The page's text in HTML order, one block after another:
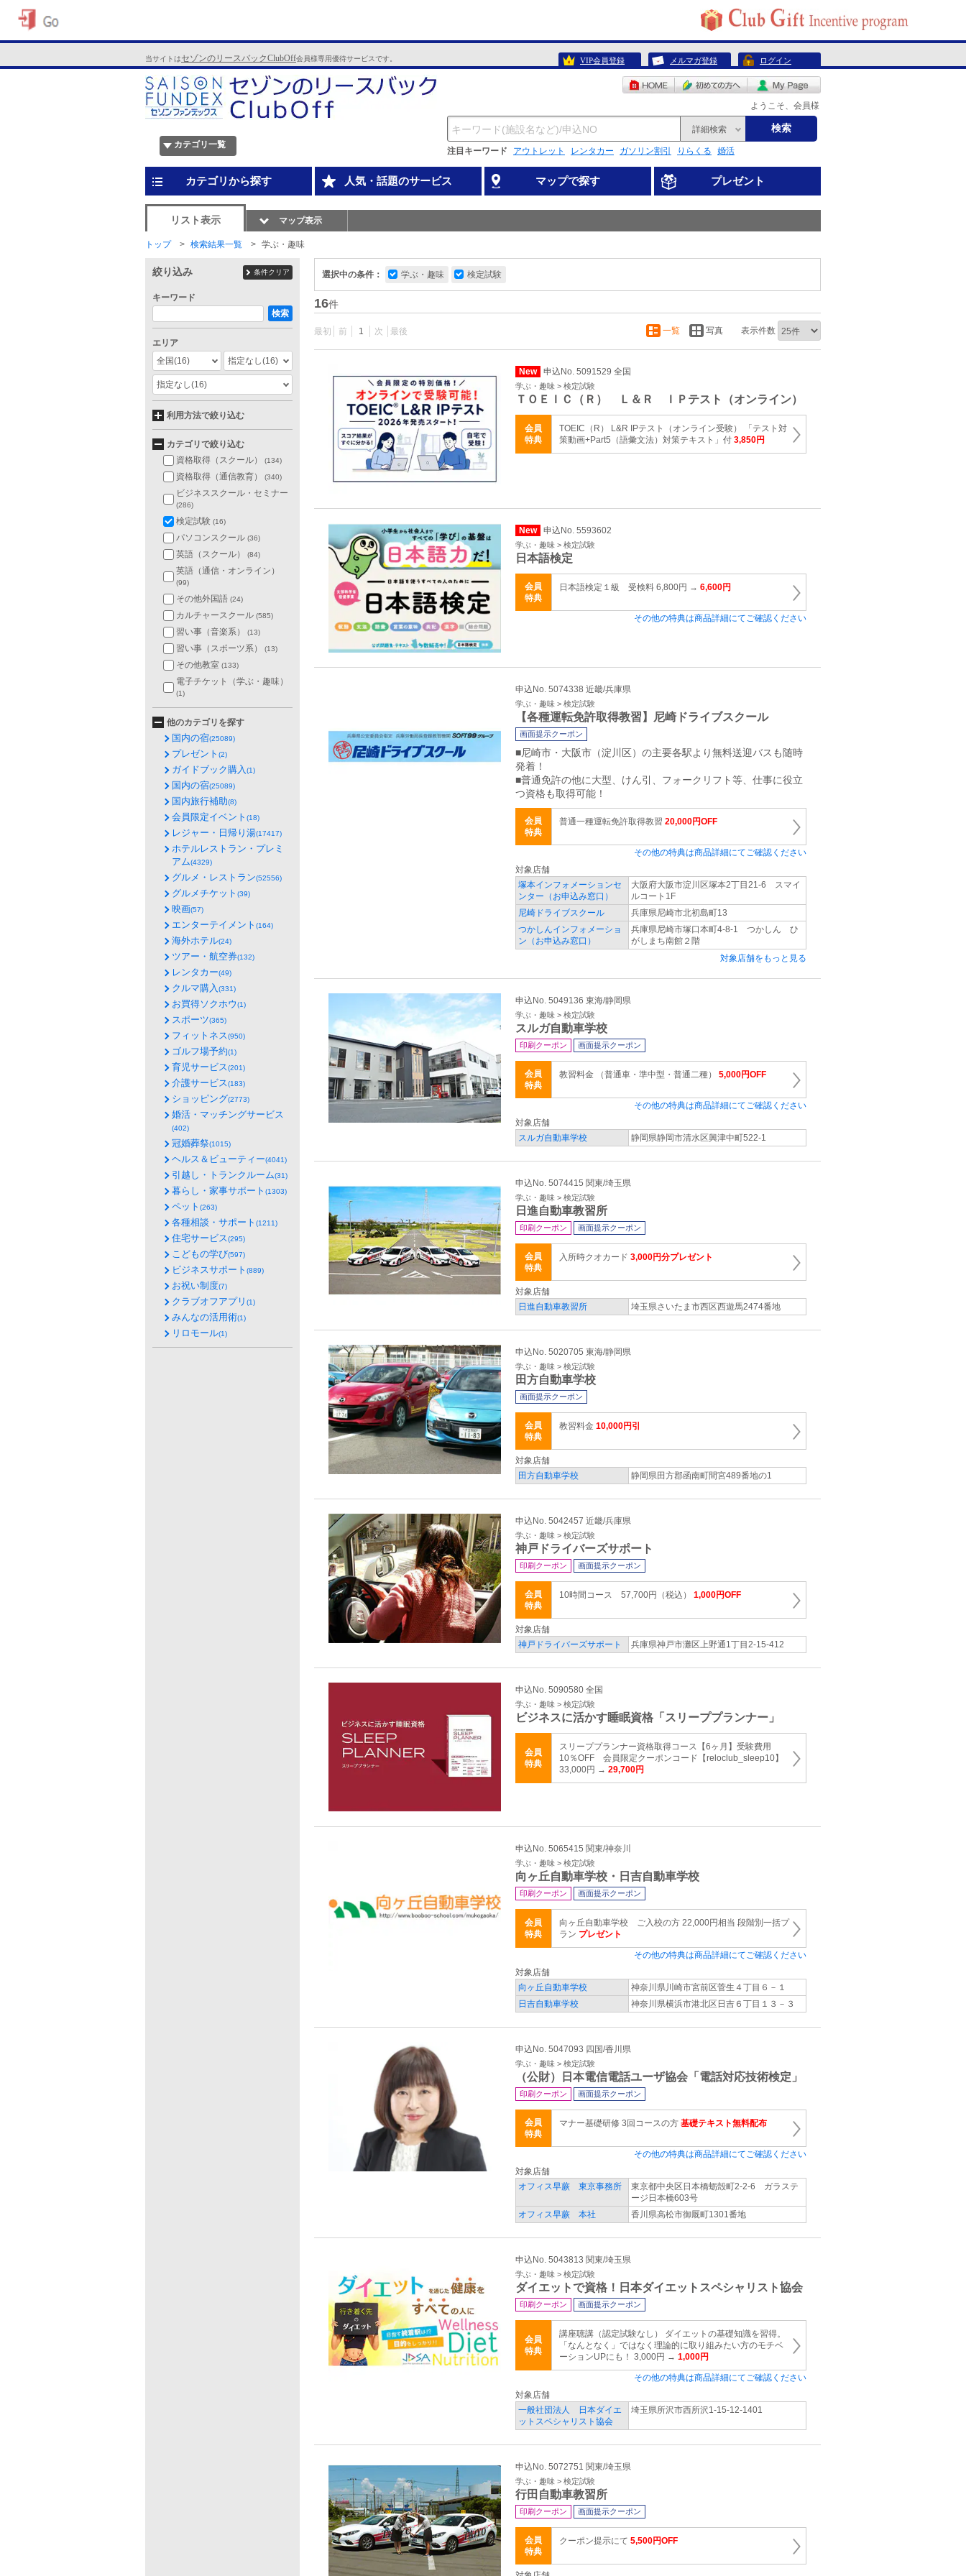
当サイトはセゾンのリースバックClubOff会員様専用優待サービスです。 VIP会員登録 メルマガ登録 ログイン
ようこそ、会員様
カテゴリ一覧
詳細検索 検索
注目キーワード アウトレット レンタカー ガソリン割引 りらくる 婚活
カテゴリから探す 人気・話題のサービス マップで探す プレゼント
リスト表示 マップ表示
トップ 検索結果一覧 学ぶ・趣味
選択中の条件： 学ぶ・趣味 検定試験
16件
最初 前 1 次 最後 一覧 写真 表示件数
New 申込No. 5091529 全国
学ぶ・趣味 > 検定試験
ＴＯＥＩＣ（Ｒ） Ｌ＆Ｒ ＩＰテスト（オンライン）
会員
特典
TOEIC（R） L&R IPテスト（オンライン受験） 「テスト対
策動画+Part5（語彙文法）対策テキスト」付 3,850円
New 申込No. 5593602
学ぶ・趣味 > 検定試験
日本語検定
会員
特典
日本語検定１級 受検料 6,800円 → 6,600円
その他の特典は商品詳細にてご確認ください
申込No. 5074338 近畿/兵庫県
学ぶ・趣味 > 検定試験
【各種運転免許取得教習】尼崎ドライブスクール
画面提示クーポン
■尼崎市・大阪市（淀川区）の主要各駅より無料送迎バスも随時
発着！
■普通免許の他に大型、けん引、フォークリフト等、仕事に役立
つ資格も取得可能！
会員
特典
普通一種運転免許取得教習 20,000円OFF
その他の特典は商品詳細にてご確認ください
対象店舗
塚本インフォメーションセ
ンター（お申込み窓口）
大阪府大阪市淀川区塚本2丁目21-6 スマイ
ルコート1F
尼崎ドライブスクール
兵庫県尼崎市北初島町13
つかしんインフォメーショ
ン（お申込み窓口）
兵庫県尼崎市塚口本町4-8-1 つかしん ひ
がしまち南館２階
対象店舗をもっと見る
申込No. 5049136 東海/静岡県
学ぶ・趣味 > 検定試験
スルガ自動車学校
印刷クーポン 画面提示クーポン
会員
特典
教習料金 （普通車・準中型・普通二種） 5,000円OFF
その他の特典は商品詳細にてご確認ください
対象店舗
スルガ自動車学校
静岡県静岡市清水区興津中町522-1
申込No. 5074415 関東/埼玉県
学ぶ・趣味 > 検定試験
日進自動車教習所
印刷クーポン 画面提示クーポン
会員
特典
入所時クオカード 3,000円分プレゼント
対象店舗
日進自動車教習所
埼玉県さいたま市西区西遊馬2474番地
申込No. 5020705 東海/静岡県
学ぶ・趣味 > 検定試験
田方自動車学校
画面提示クーポン
会員
特典
教習料金 10,000円引
対象店舗
田方自動車学校
静岡県田方郡函南町間宮489番地の1
申込No. 5042457 近畿/兵庫県
学ぶ・趣味 > 検定試験
神戸ドライバーズサポート
印刷クーポン 画面提示クーポン
会員
特典
10時間コース 57,700円（税込） 1,000円OFF
対象店舗
神戸ドライバーズサポート
兵庫県神戸市灘区上野通1丁目2-15-412
申込No. 5090580 全国
学ぶ・趣味 > 検定試験
ビジネスに活かす睡眠資格「スリーププランナー」
会員
特典
スリーププランナー資格取得コース【6ヶ月】受験費用
10％OFF 会員限定クーポンコード【reloclub_sleep10】
33,000円 → 29,700円
申込No. 5065415 関東/神奈川
学ぶ・趣味 > 検定試験
向ヶ丘自動車学校・日吉自動車学校
印刷クーポン 画面提示クーポン
会員
特典
向ヶ丘自動車学校 ご入校の方 22,000円相当 段階別一括プ
ラン プレゼント
その他の特典は商品詳細にてご確認ください
対象店舗
向ヶ丘自動車学校
神奈川県川崎市宮前区菅生４丁目６－１
日吉自動車学校
神奈川県横浜市港北区日吉６丁目１３－３
申込No. 5047093 四国/香川県
学ぶ・趣味 > 検定試験
（公財）日本電信電話ユーザ協会「電話対応技術検定」
印刷クーポン 画面提示クーポン
会員
特典
マナー基礎研修 3回コースの方 基礎テキスト無料配布
その他の特典は商品詳細にてご確認ください
対象店舗
オフィス早蕨 東京事務所
東京都中央区日本橋蛎殻町2-2-6 ガラステ
ージ日本橋603号
オフィス早蕨 本社
香川県高松市御厩町1301番地
申込No. 5043813 関東/埼玉県
学ぶ・趣味 > 検定試験
ダイエットで資格！日本ダイエットスペシャリスト協会
印刷クーポン 画面提示クーポン
会員
特典
講座聴講（認定試験なし） ダイエットの基礎知識を習得。
「なんとなく」ではなく理論的に取り組みたい方のモチベ
ーションUPにも！ 3,000円 → 1,000円
その他の特典は商品詳細にてご確認ください
対象店舗
一般社団法人 日本ダイエ
ットスペシャリスト協会
埼玉県所沢市西所沢1-15-12-1401
申込No. 5072751 関東/埼玉県
学ぶ・趣味 > 検定試験
行田自動車教習所
印刷クーポン 画面提示クーポン
会員
特典
クーポン提示にて 5,500円OFF
絞り込み 条件クリア
キーワード
検索
エリア
全国(16) 指定なし(16)
指定なし(16)
利用方法で絞り込む
カテゴリで絞り込む
資格取得（スクール）
(134)
資格取得（通信教育） (340)
ビジネススクール・セミナー
(286)
検定試験 (16)
パソコンスクール (36)
英語（スクール） (84)
英語（通信・オンライン）
(99)
その他外国語 (24)
カルチャースクール (585)
習い事（音楽系） (13)
習い事（スポーツ系） (13)
その他教室 (133)
電子チケット（学ぶ・趣味）
(1)
他のカテゴリを探す
国内の宿(25089)
プレゼント (2)
ガイドブック購入(1)
国内の宿(25089)
国内旅行補助(8)
会員限定イベント (18)
レジャー・日帰り湯(17417)
ホテルレストラン・プレミ
アム(4329)
グルメ・レストラン(52556)
グルメチケット (39)
映画(57)
エンターテイメント (164)
海外ホテル(24)
ツアー・航空券(132)
レンタカー(49)
クルマ購入(331)
お買得ソクホウ(1)
スポーツ(365)
フィットネス(950)
ゴルフ場予約(1)
育児サービス(201)
介護サービス(183)
ショッピング(2773)
婚活・マッチングサービス
(402)
冠婚葬祭(1015)
ヘルス＆ビューティー(4041)
引越し・トランクルーム(31)
暮らし・家事サポート (1303)
ペット (263)
各種相談・サポート (1211)
住宅サービス(295)
こどもの学び(597)
ビジネスサポート (889)
お祝い制度(7)
クラブオフアプリ (1)
みんなの活用術(1)
リロモール(1)